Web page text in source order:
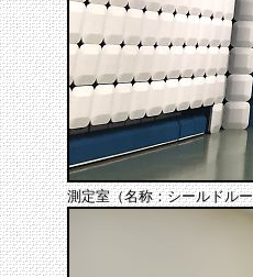
測定室（名称：シールドル